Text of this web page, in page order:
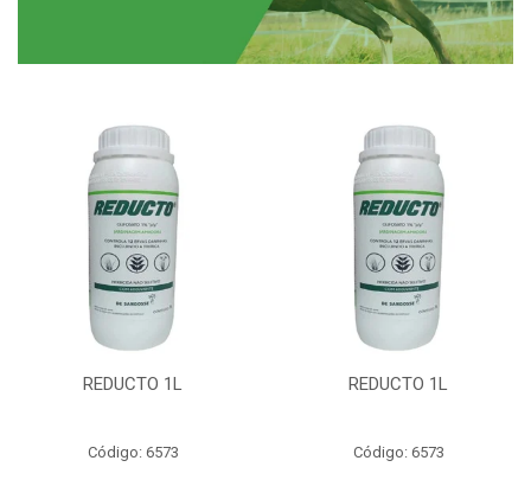
REDUCTO 1L
Código: 6573
REDUCTO 1L
Código: 6573